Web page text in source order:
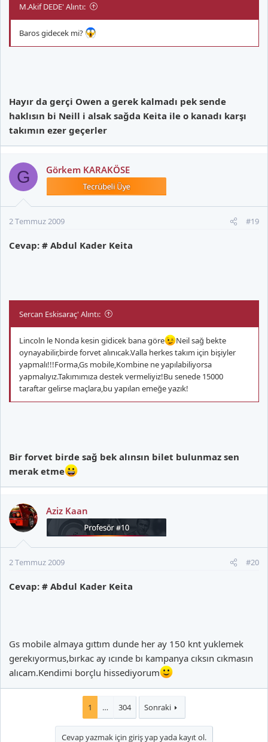
M.Akif DEDE' Alıntı:
Baros gidecek mi?
Hayır da gerçi Owen a gerek kalmadı pek sende
haklısın bi Neill i alsak sağda Keita ile o kanadı karşı
takımın ezer geçerler
G Görkem KARAKÖSE
2 Temmuz 2009 #19
Cevap: # Abdul Kader Keita
Sercan Eskisaraç' Alıntı:
Lincoln le Nonda kesin gidicek bana göre
Neil sağ bekte
oynayabilir,birde forvet alınıcak.Valla herkes takım için bişiyler
yapmalı!!!Forma,Gs mobile,Kombine ne yapılabiliyorsa
yapmalıyız.Takımımıza destek vermeliyiz!Bu senede 15000
taraftar gelirse maçlara,bu yapılan emeğe yazık!
Bir forvet birde sağ bek alınsın bilet bulunmaz sen
merak etme
Aziz Kaan
2 Temmuz 2009 #20
Cevap: # Abdul Kader Keita
Gs mobile almaya gıttım dunde her ay 150 knt yuklemek
gerekıyormus,bırkac ay ıcınde bı kampanya cıksın cıkmasın
alıcam.Kendimi borçlu hissediyorum
1 … 304 Sonraki
Cevap yazmak için giriş yap yada kayıt ol.